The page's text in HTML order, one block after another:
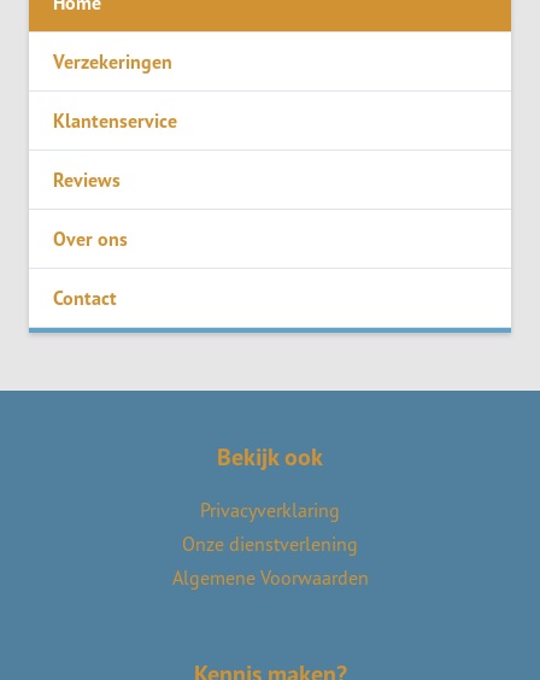
Verzekeringen
Klantenservice
Reviews
Over ons
Contact
Bekijk ook
Privacyverklaring
Onze dienstverlening
Algemene Voorwaarden